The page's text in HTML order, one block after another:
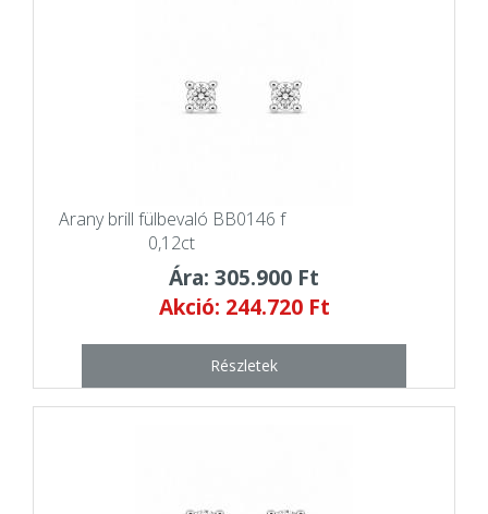
Arany brill fülbevaló BB0146 f
0,12ct
Ára: 305.900 Ft
Akció: 244.720 Ft
Részletek